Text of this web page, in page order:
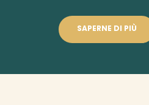
SAPERNE DI PIÙ